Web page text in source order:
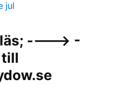
jul
läs; ----> -
till